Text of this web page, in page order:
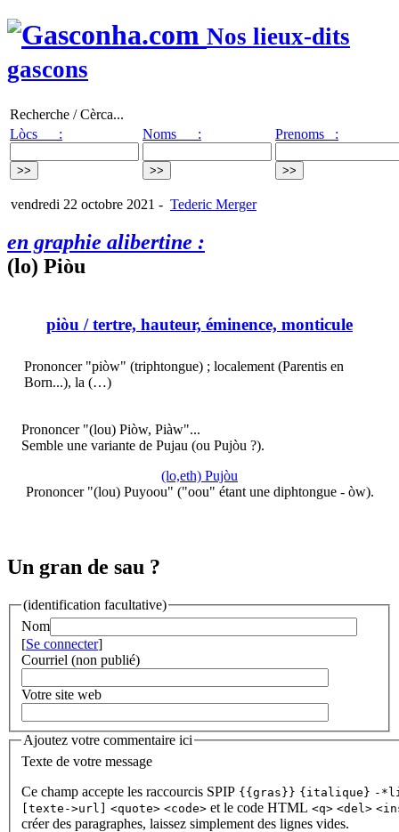
Nos lieux-dits
gascons
Recherche / Cèrca...
Lòcs :
Noms : Prenoms :
vendredi 22 octobre 2021 - Tederic Merger
en graphie alibertine :
(lo) Piòu
piòu / tertre, hauteur, éminence, monticule
Prononcer "piòw" (triphtongue) ; localement (Parentis en
Born...), la (…)
Prononcer "(lou) Piòw, Piàw"...
Semble une variante de Pujau (ou Pujòu ?).
(lo,eth) Pujòu
Prononcer "(lou) Puyoou" ("oou" étant une diphtongue - òw).
Un gran de sau ?
(identification facultative)
Nom
[Se connecter]
Courriel (non publié)
Votre site web
Ajoutez votre commentaire ici
Texte de votre message
Ce champ accepte les raccourcis SPIP {{gras}} {italique} -
[texte->url] <quote> <code> et le code HTML <q> <del>
créer des paragraphes, laissez simplement des lignes vides.